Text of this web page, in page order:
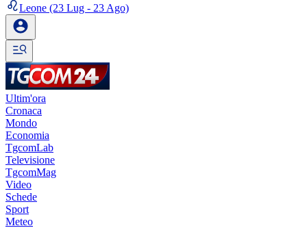
Leone (23 Lug - 23 Ago)
Ultim'ora
Cronaca
Mondo
Economia
TgcomLab
Televisione
TgcomMag
Video
Schede
Sport
Meteo